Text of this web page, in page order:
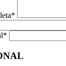
*
*